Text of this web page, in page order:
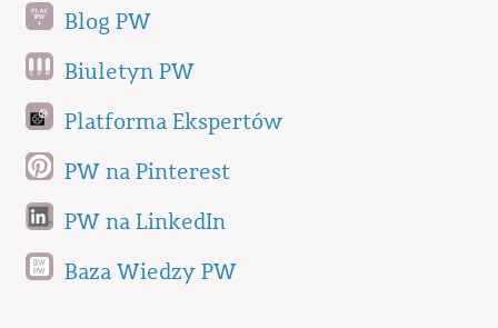
Blog PW
Biuletyn PW
Platforma Ekspertów
PW na Pinterest
PW na LinkedIn
Baza Wiedzy PW